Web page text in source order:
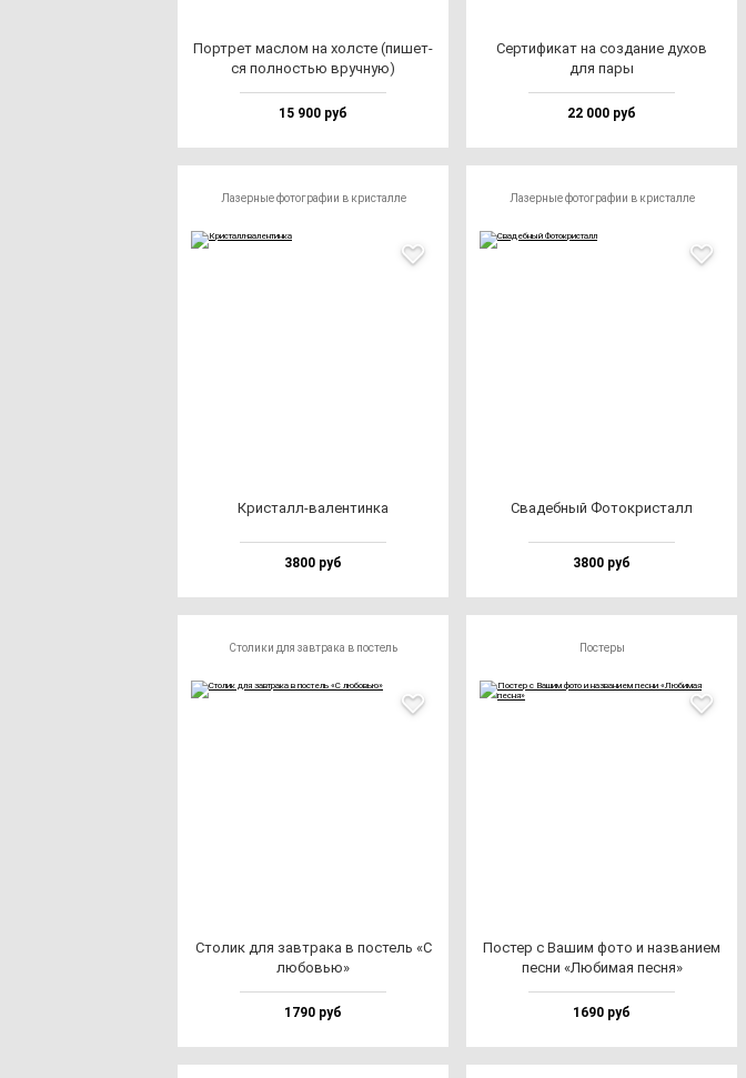
Пор­трет мас­лом на хол­сте (пи­шет­
ся пол­ностью вруч­ную)
15 900 руб
Сер­ти­фи­кат на соз­да­ние ду­хов
для па­ры
22 000 руб
Лазерные фотографии в кристалле
Крис­талл-ва­лен­тин­ка
3800 руб
Лазерные фотографии в кристалле
Сва­деб­ный Фоток­рис­талл
3800 руб
Столики для завтрака в постель
Сто­лик для зав­тра­ка в пос­тель «С
лю­бовью»
1790 руб
Постеры
Пос­тер с Вашим фо­то и наз­ва­ни­ем
пес­ни «Люби­мая пес­ня»
1690 руб